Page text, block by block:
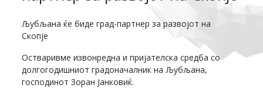
Љубљана ќе биде град-партнер за развојот на
Скопје
Остваривме извонредна и пријателска средба со
долгогодишниот градоначалник на Љубљана,
господинот Зоран Јанковиќ.